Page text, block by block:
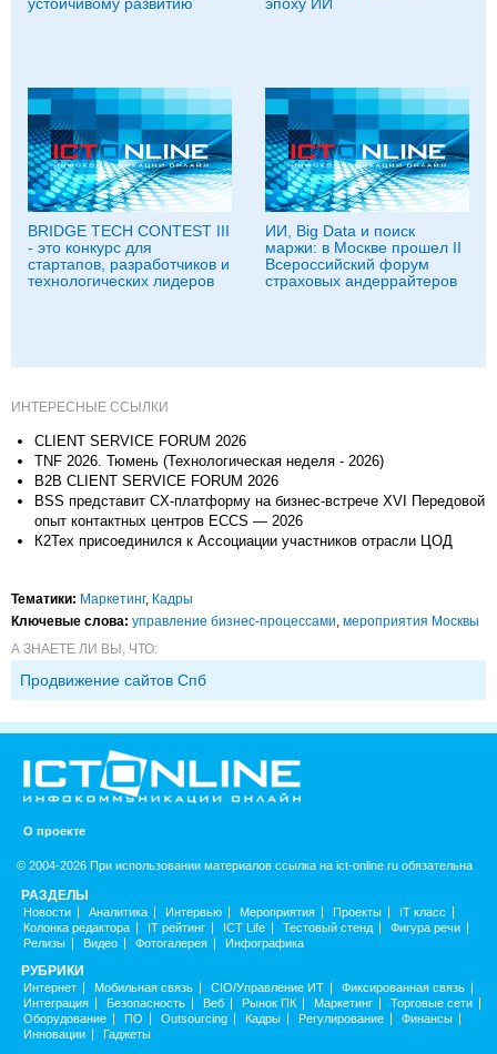
BRIDGE TECH CONTEST III
- это конкурс для
стартапов, разработчиков и
технологических лидеров
ИИ, Big Data и поиск
маржи: в Москве прошел II
Всероссийский форум
страховых андеррайтеров
ИНТЕРЕСНЫЕ ССЫЛКИ
CLIENT SERVICE FORUM 2026
TNF 2026. Тюмень (Технологическая неделя - 2026)
B2B CLIENT SERVICE FORUM 2026
BSS представит CX-платформу на бизнес-встрече XVI Передовой
опыт контактных центров ECCS — 2026
К2Тех присоединился к Ассоциации участников отрасли ЦОД
Тематики: Маркетинг, Кадры
Ключевые слова: управление бизнес-процессами мероприятия Москвы
А ЗНАЕТЕ ЛИ ВЫ, ЧТО:
Продвижение сайтов Спб
О проекте
© 2004-2026 При использовании материалов ссылка на ict-online.ru обязательна
РАЗДЕЛЫ
Новости Аналитика Интервью Мероприятия Проекты
IT класс
Колонка редактора
IT рейтинг ICT Life Тестовый стенд
Фигура речи
Релизы
Видео Фотогалерея Инфографика
РУБРИКИ
Интернет Мобильная связь CIO/Управление ИТ
Фиксированная связь
Интеграция
Безопасность Веб Рынок ПК Маркетинг
Торговые сети
Оборудование
ПО Outsourcing Кадры Регулирование
Финансы
Инновации
Гаджеты